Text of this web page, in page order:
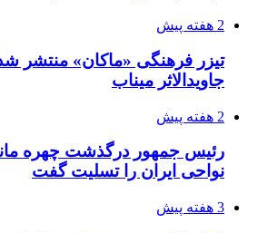
2 هفته پیش
تیزر فرهنگی «ماکان» منتشر
جاویدالاثر میناب
2 هفته پیش
رئیس جمهور درگذشت چهره
نواحی ایران را تسلیت گفت
3 هفته پیش